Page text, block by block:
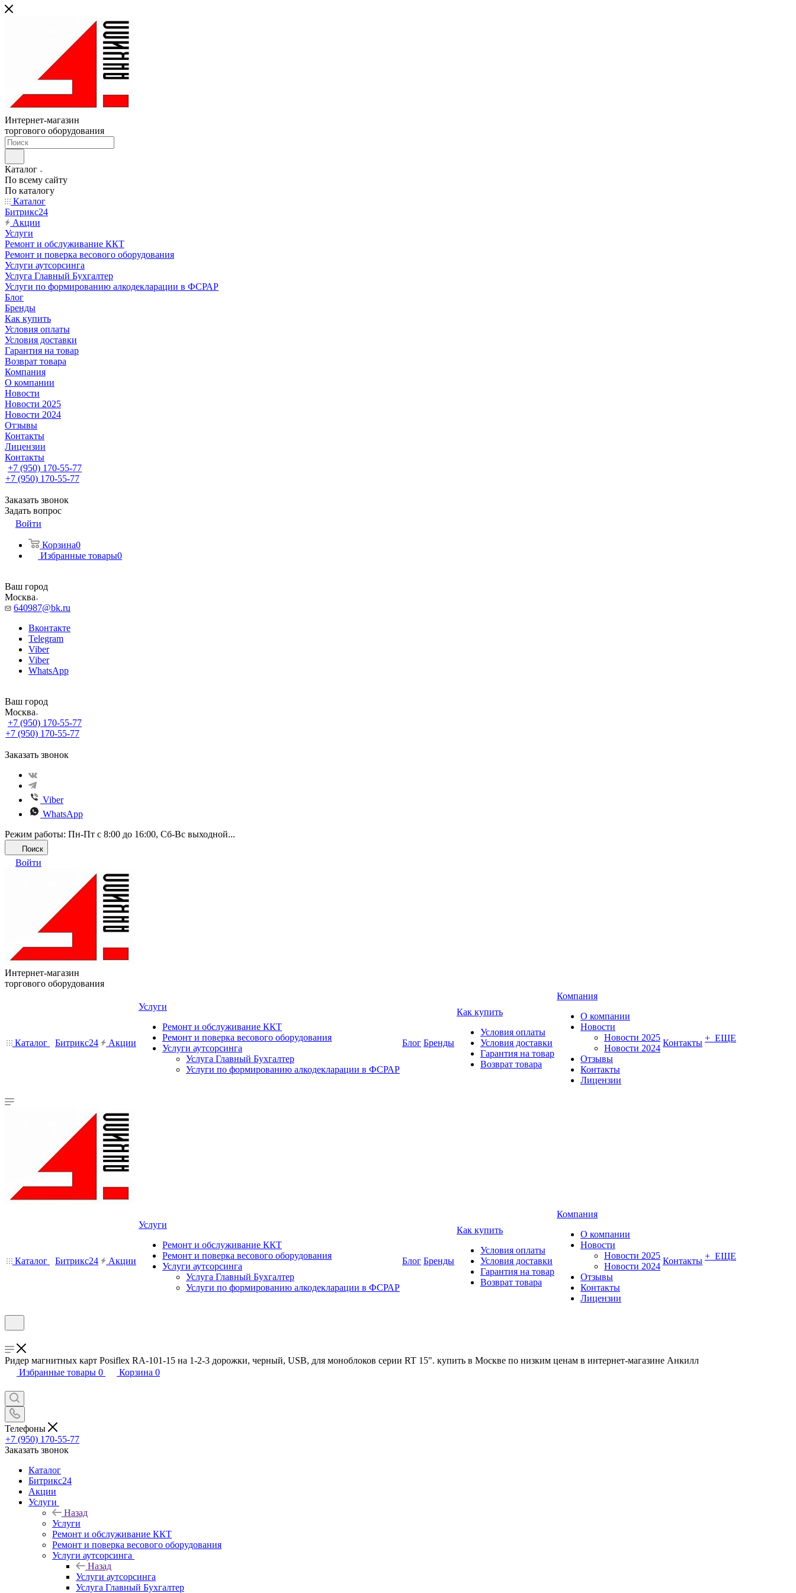
Интернет-магазин
торгового оборудования
Каталог
По всему сайту
По каталогу
Каталог
Битрикс24
Акции
Услуги
Ремонт и обслуживание ККТ
Ремонт и поверка весового оборудования
Услуги аутсорсинга
Услуга Главный Бухгалтер
Услуги по формированию алкодекларации в ФСРАР
Блог
Бренды
Как купить
Условия оплаты
Условия доставки
Гарантия на товар
Возврат товара
Компания
О компании
Новости
Новости 2025
Новости 2024
Отзывы
Контакты
Лицензии
Контакты
+7 (950) 170-55-77
+7 (950) 170-55-77
Заказать звонок
Задать вопрос
Войти
Корзина0
Избранные товары0
Ваш город
Москва
640987@bk.ru
Вконтакте
Telegram
Viber
Viber
WhatsApp
Ваш город
Москва
+7 (950) 170-55-77
+7 (950) 170-55-77
Заказать звонок
Viber
WhatsApp
Режим работы: Пн-Пт с 8:00 до 16:00, Cб-Вс выходной...
Поиск
Войти
Интернет-магазин
торгового оборудования
Каталог Битрикс24 Акции
Услуги
Ремонт и обслуживание ККТ
Ремонт и поверка весового оборудования
Услуги аутсорсинга
Услуга Главный Бухгалтер
Услуги по формированию алкодекларации в ФСРАР
Блог Бренды
Как купить
Условия оплаты
Условия доставки
Гарантия на товар
Возврат товара
Компания
О компании
Новости
Новости 2025
Новости 2024
Отзывы
Контакты
Лицензии
Контакты + ЕЩЕ
Каталог Битрикс24 Акции
Услуги
Ремонт и обслуживание ККТ
Ремонт и поверка весового оборудования
Услуги аутсорсинга
Услуга Главный Бухгалтер
Услуги по формированию алкодекларации в ФСРАР
Блог Бренды
Как купить
Условия оплаты
Условия доставки
Гарантия на товар
Возврат товара
Компания
О компании
Новости
Новости 2025
Новости 2024
Отзывы
Контакты
Лицензии
Контакты + ЕЩЕ
Ридер магнитных карт Posiflex RA-101-15 на 1-2-3 дорожки, черный, USB, для моноблоков серии RT 15". купить в Москве по низким ценам в интернет-магазине Анкилл
Избранные товары 0 Корзина 0
Телефоны
+7 (950) 170-55-77
Заказать звонок
Каталог
Битрикс24
Акции
Услуги
Назад
Услуги
Ремонт и обслуживание ККТ
Ремонт и поверка весового оборудования
Услуги аутсорсинга
Назад
Услуги аутсорсинга
Услуга Главный Бухгалтер